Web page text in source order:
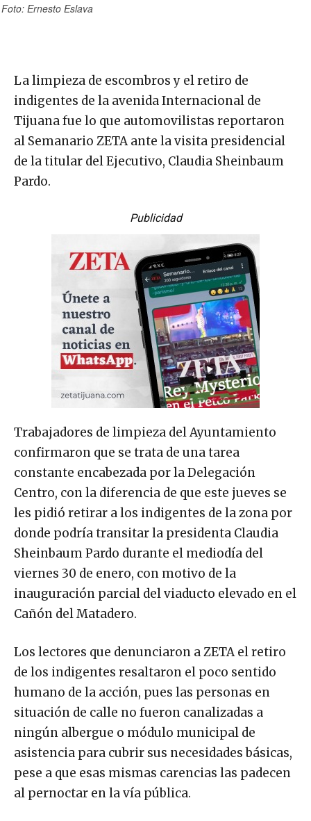
Foto: Ernesto Eslava
La limpieza de escombros y el retiro de
indigentes de la avenida Internacional de
Tijuana fue lo que automovilistas reportaron
al Semanario ZETA ante la visita presidencial
de la titular del Ejecutivo, Claudia Sheinbaum
Pardo.
Publicidad
Trabajadores de limpieza del Ayuntamiento
confirmaron que se trata de una tarea
constante encabezada por la Delegación
Centro, con la diferencia de que este jueves se
les pidió retirar a los indigentes de la zona por
donde podría transitar la presidenta Claudia
Sheinbaum Pardo durante el mediodía del
viernes 30 de enero, con motivo de la
inauguración parcial del viaducto elevado en el
Cañón del Matadero.
Los lectores que denunciaron a ZETA el retiro
de los indigentes resaltaron el poco sentido
humano de la acción, pues las personas en
situación de calle no fueron canalizadas a
ningún albergue o módulo municipal de
asistencia para cubrir sus necesidades básicas,
pese a que esas mismas carencias las padecen
al pernoctar en la vía pública.